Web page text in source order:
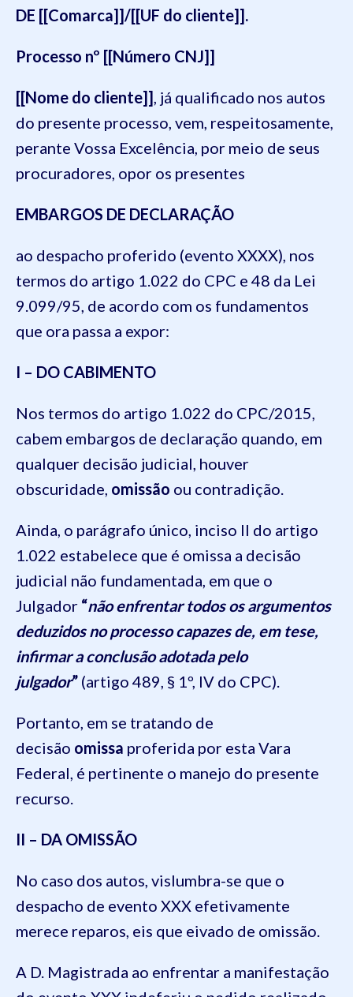
DE [[Comarca]]/[[UF do cliente]].
Processo nº [[Número CNJ]]
[[Nome do cliente]] , já qualificado nos autos
do presente processo, vem, respeitosamente,
perante Vossa Excelência, por meio de seus
procuradores, opor os presentes
EMBARGOS DE DECLARAÇÃO
ao despacho proferido (evento XXXX), nos
termos do artigo 1.022 do CPC e 48 da Lei
9.099/95, de acordo com os fundamentos
que ora passa a expor:
I – DO CABIMENTO
Nos termos do artigo 1.022 do CPC/2015,
cabem embargos de declaração quando, em
qualquer decisão judicial, houver
obscuridade, omissão ou contradição.
Ainda, o parágrafo único, inciso II do artigo
1.022 estabelece que é omissa a decisão
judicial não fundamentada, em que o
Julgador “não enfrentar todos os argumentos
deduzidos no processo capazes de, em tese,
infirmar a conclusão adotada pelo
julgador” (artigo 489, § 1º, IV do CPC).
Portanto, em se tratando de
decisão omissa proferida por esta Vara
Federal, é pertinente o manejo do presente
recurso.
II – DA OMISSÃO
No caso dos autos, vislumbra-se que o
despacho de evento XXX efetivamente
merece reparos, eis que eivado de omissão.
A D. Magistrada ao enfrentar a manifestação